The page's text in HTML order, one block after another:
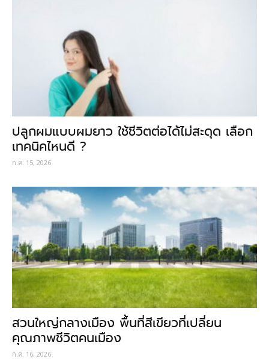
ปลูกผมแบบผมยาว ใช้ชีวิตต่อได้ไม่สะดุด เลือก
เทคนิคไหนดี ?
ก.ค. 15, 2026
สวนใหญ่กลางเมือง พื้นที่สีเขียวที่เปลี่ยน
คุณภาพชีวิตคนเมือง
ก.ค. 16, 2026